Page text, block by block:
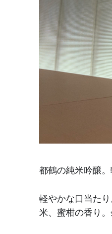
都鶴の純米吟醸
軽やかな口当た
米、蜜柑の香り